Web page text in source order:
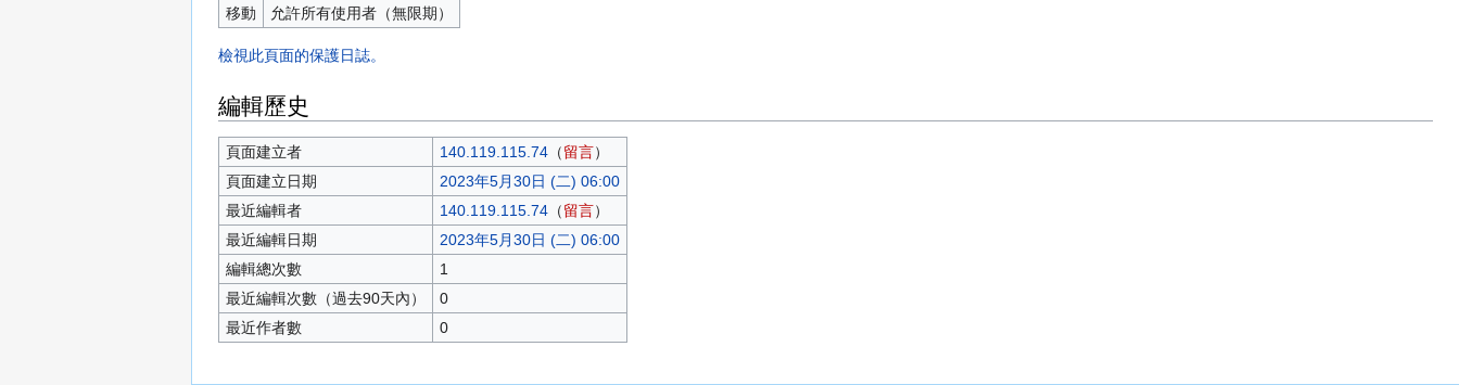
移動
允許所有使用者（無限期）
檢視此頁面的保護日誌。
編輯歷史
頁面建立者 140.119.115.74（留言）
頁面建立日期
2023年5月30日 (二) 06:00
最近編輯者
140.119.115.74（留言）
最近編輯日期
2023年5月30日 (二) 06:00
編輯總次數
1
最近編輯次數（過去90天內）
0
最近作者數
0